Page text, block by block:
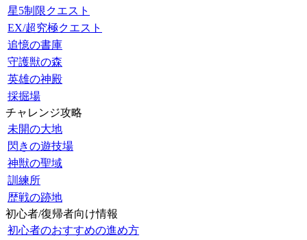
星5制限クエスト
EX/超究極クエスト
追憶の書庫
守護獣の森
英雄の神殿
採掘場
チャレンジ攻略
未開の大地
閃きの遊技場
神獣の聖域
訓練所
歴戦の跡地
初心者/復帰者向け情報
初心者のおすすめの進め方